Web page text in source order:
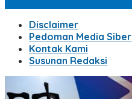
Disclaimer
Pedoman Media Siber
Kontak Kami
Susunan Redaksi